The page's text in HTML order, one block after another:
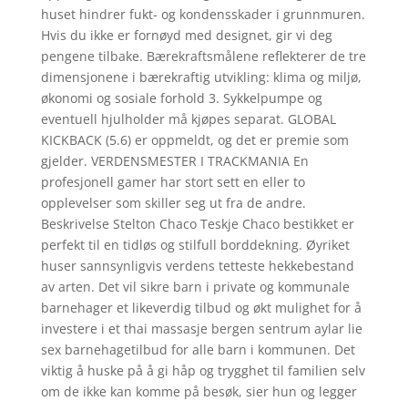
huset hindrer fukt- og kondensskader i grunnmuren.
Hvis du ikke er fornøyd med designet, gir vi deg
pengene tilbake. Bærekraftsmålene reflekterer de tre
dimensjonene i bærekraftig utvikling: klima og miljø,
økonomi og sosiale forhold 3. Sykkelpumpe og
eventuell hjulholder må kjøpes separat. GLOBAL
KICKBACK (5.6) er oppmeldt, og det er premie som
gjelder. VERDENSMESTER I TRACKMANIA En
profesjonell gamer har stort sett en eller to
opplevelser som skiller seg ut fra de andre.
Beskrivelse Stelton Chaco Teskje Chaco bestikket er
perfekt til en tidløs og stilfull borddekning. Øyriket
huser sannsynligvis verdens tetteste hekkebestand
av arten. Det vil sikre barn i private og kommunale
barnehager et likeverdig tilbud og økt mulighet for å
investere i et thai massasje bergen sentrum aylar lie
sex barnehagetilbud for alle barn i kommunen. Det
viktig å huske på å gi håp og trygghet til familien selv
om de ikke kan komme på besøk, sier hun og legger